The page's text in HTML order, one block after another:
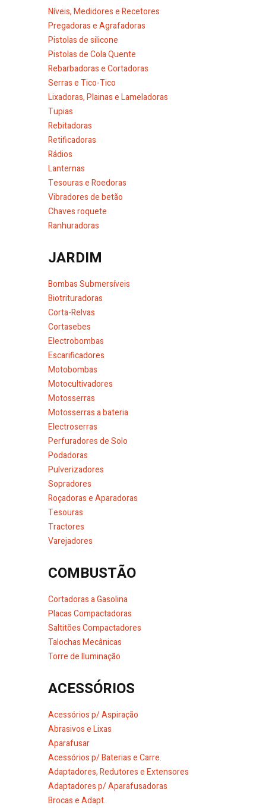
Níveis, Medidores e Recetores
Pregadoras e Agrafadoras
Pistolas de silicone
Pistolas de Cola Quente
Rebarbadoras e Cortadoras
Serras e Tico-Tico
Lixadoras, Plainas e Lameladoras
Tupias
Rebitadoras
Retificadoras
Rádios
Lanternas
Tesouras e Roedoras
Vibradores de betão
Chaves roquete
Ranhuradoras
JARDIM
Bombas Submersíveis
Biotrituradoras
Corta-Relvas
Cortasebes
Electrobombas
Escarificadores
Motobombas
Motocultivadores
Motosserras
Motosserras a bateria
Electroserras
Perfuradores de Solo
Podadoras
Pulverizadores
Sopradores
Roçadoras e Aparadoras
Tesouras
Tractores
Varejadores
COMBUSTÃO
Cortadoras a Gasolina
Placas Compactadoras
Saltitões Compactadores
Talochas Mecânicas
Torre de Iluminação
ACESSÓRIOS
Acessórios p/ Aspiração
Abrasivos e Lixas
Aparafusar
Acessórios p/ Baterias e Carre.
Adaptadores, Redutores e Extensores
Adaptadores p/ Aparafusadoras
Brocas e Adapt.